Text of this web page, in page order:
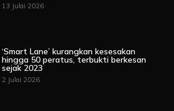
13 Julai 2026
‘Smart Lane’ kurangkan kesesakan
hingga 50 peratus, terbukti berkesan
sejak 2023
2 Julai 2026